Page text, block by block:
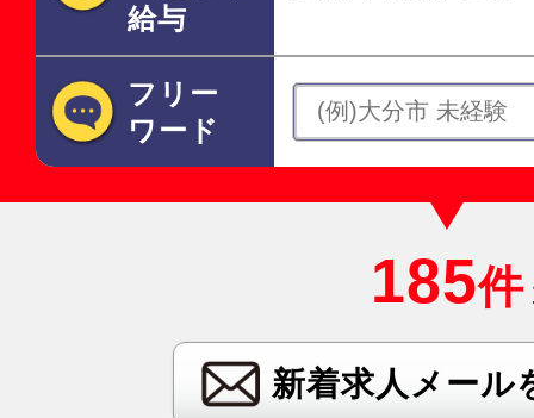
給与
フリー
ワード
185件
新着求人メール